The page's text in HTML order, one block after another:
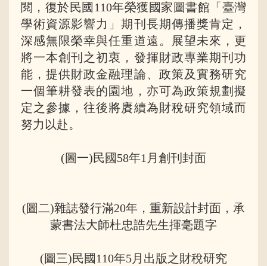
閱，復於民國110年榮獲國家圖書館「臺灣
學術資源影響力」期刊長期傳播獎肯定，
深感無限榮幸與任重道遠。展望未來，更
將一本創刊之初衷，發揮財政專業期刊功
能，提供財政金融理論、政策及實務研究
一個筆耕發表的園地，亦可為政策規劃擬
定之參據，往後將賡續為財稅研究領域而
努力以赴。
(圖一)民國58年1月創刊封面
(圖二)雜誌發行滿20年，重新設計封面，承
蒙書法大師杜忠誥先生揮毫題字
(圖三)民國110年5月出版之財稅研究